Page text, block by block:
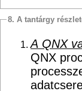
8. A tantárgy
A QNX
QNX